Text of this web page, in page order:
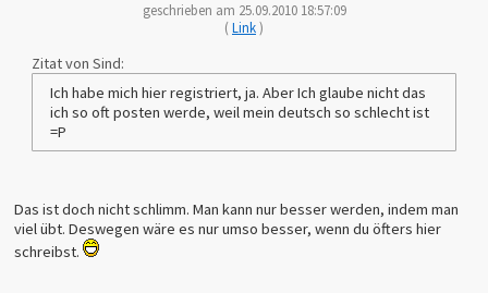
geschrieben am 25.09.2010 18:57:09
(Link)
Zitat von Sind:
Ich habe mich hier registriert, ja. Aber Ich glaube nicht das
ich so oft posten werde, weil mein deutsch so schlecht ist
=P
Das ist doch nicht schlimm. Man kann nur besser werden, indem man
viel übt. Deswegen wäre es nur umso besser, wenn du öfters hier
schreibst.